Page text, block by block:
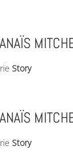
Story
Story